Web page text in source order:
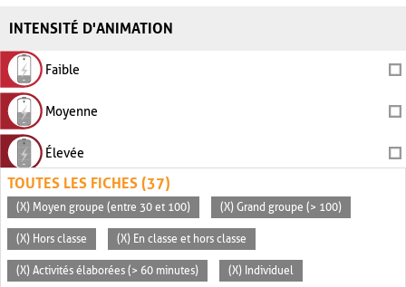
INTENSITÉ D'ANIMATION
Faible
Moyenne
Élevée
TOUTES LES FICHES (37)
(X) Moyen groupe (entre 30 et 100) (X) Grand groupe (> 100)
(X) Hors classe (X) En classe et hors classe
(X) Activités élaborées (> 60 minutes) (X) Individuel